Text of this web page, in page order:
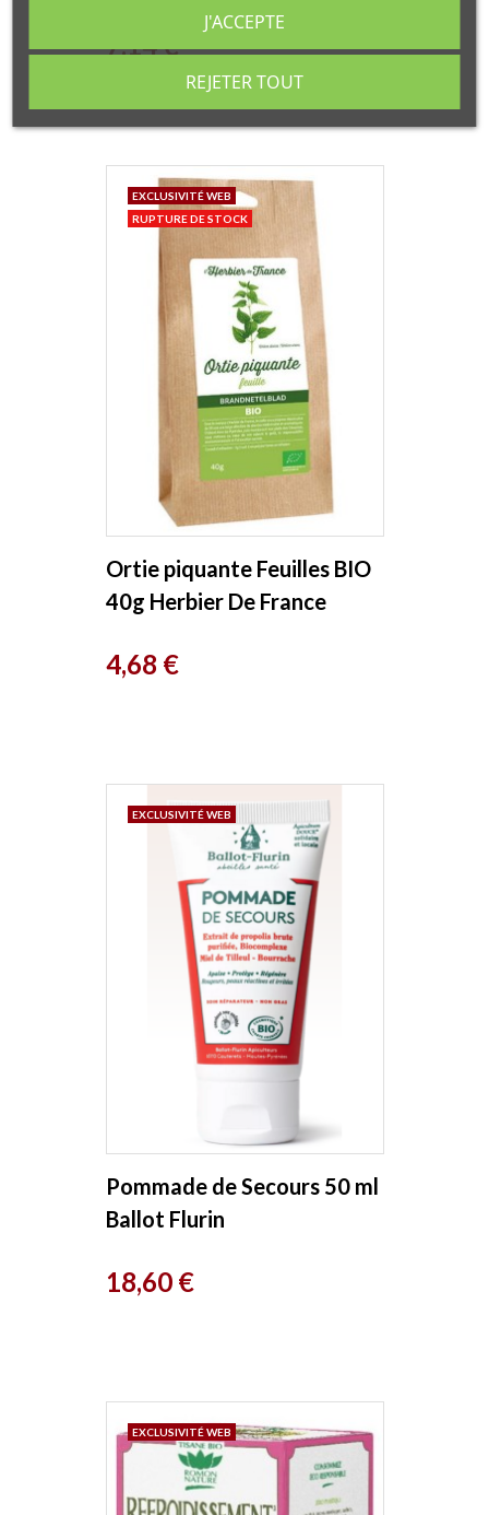
Avril Beauté
Prix
7,14 €
Ortie piquante Feuilles BIO
40g Herbier De France
Prix
4,68 €
EXCLUSIVITÉ WEB
RUPTURE DE STOCK
Pommade de Secours 50 ml
Ballot Flurin
Prix
18,60 €
EXCLUSIVITÉ WEB
EXCLUSIVITÉ WEB
REJETER TOUT
J'ACCEPTE